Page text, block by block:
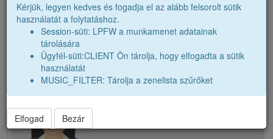
Z. Jolán
Kérjük, legyen kedves és fogadja el az alább felsorolt sütik
használatát a folytatáshoz.
Session-süti: LPFW a munkamenet adatainak
tárolására
Ügyfél-süti:CLIENT Ön tárolja, hogy elfogadta a sütik
használatát
MUSIC_FILTER: Tárolja a zenelista szűrőket
Elfogad Bezár